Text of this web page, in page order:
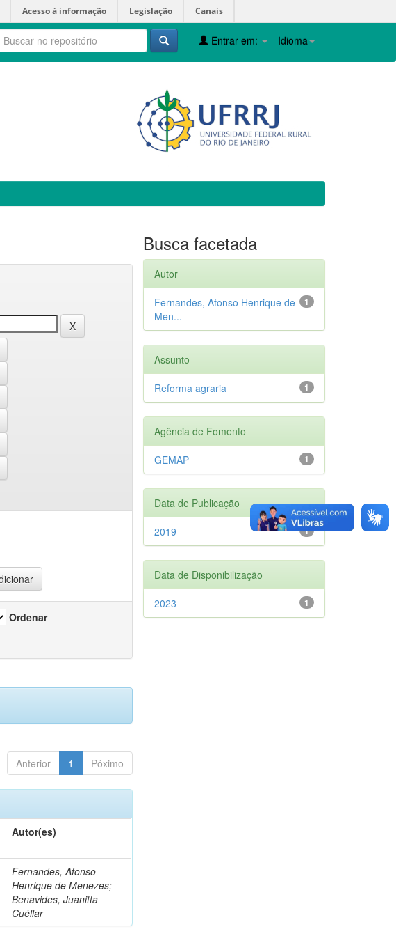
Acesso à informação Legislação Canais
Idioma
Entrar em:
Ordenar
Anterior 1 Póximo
Autor(es)
Fernandes, Afonso
Henrique de Menezes;
Benavides, Juanitta
Cuéllar
Busca facetada
Autor
1
Fernandes, Afonso Henrique de
Men...
Assunto
1
Reforma agraria
Agência de Fomento
1
GEMAP
Data de Publicação
1
2019
Data de Disponibilização
1
2023